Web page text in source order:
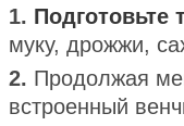
1. Подготовьте
муку, дрожжи,
2. Продолжая
встроенный